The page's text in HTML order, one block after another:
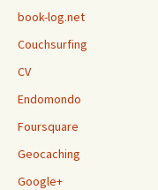
book-log.net
Couchsurfing
CV
Endomondo
Foursquare
Geocaching
Google+